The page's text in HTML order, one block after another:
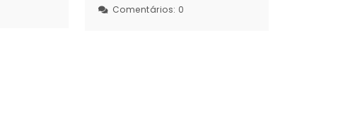
Comentários: 0